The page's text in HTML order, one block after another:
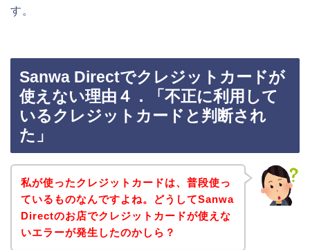
す。
Sanwa Directでクレジットカードが
使えない理由４．「不正に利用して
いるクレジットカードと判断され
た」
私が使ったクレジットカードは、普段使っ
ているものなんですよね。どうしてSanwa
Directのお店でクレジットカードが使えな
いエラーが発生したのかしら？